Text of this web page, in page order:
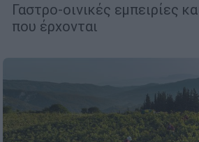
Γαστρο-οινικές εμπειρίες
που έρχονται